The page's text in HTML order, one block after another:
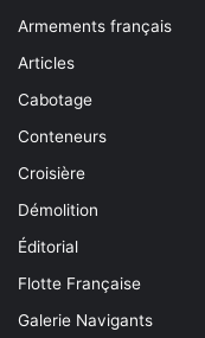
Armements français
Articles
Cabotage
Conteneurs
Croisière
Démolition
Éditorial
Flotte Française
Galerie Navigants